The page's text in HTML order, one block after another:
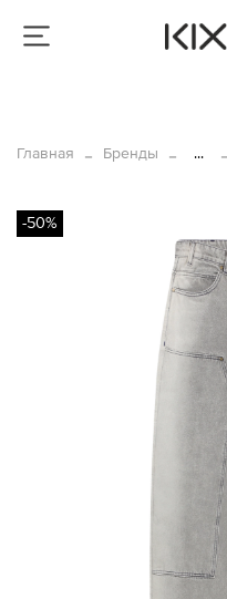
Главная Бренды ...
-50%